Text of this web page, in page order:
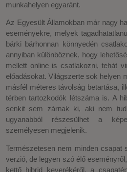
munkahelyen egyaránt.
Az Egyesült Államokban már nagy
eseményekre, melyek
bárki bárhonnan könnyedén
annyiban különböznek, hogy
mellett online is csatlakozni, tehát
előadásokat. Világszerte sok helyen
másfél méteres távolság betartása,
térben tartozkodók létszáma is. A
senkit sem zárnak ki, aki nem tud
ugyanabból részesülhet a
személyesen megjelenik.
Természetesen nem minden csapat
verzió, de legyen szó élő
kettő hibrid keverékéről, a